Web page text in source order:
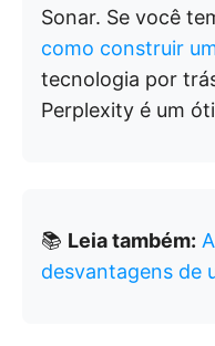
Sonar. Se você
como construir
tecnologia por
Perplexity é um
📚 Leia também:
desvantagens de